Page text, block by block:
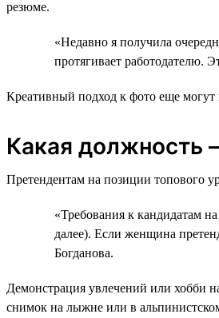
резюме.
«Недавно я получила
протягивает работодателю.
Креативный подход к фото еще могут
Какая должность
Претендентам на позиции топового
«Требования к кандидатам
далее). Если женщина
Богданова.
Демонстрация увлечений или хобби
снимок на лыжне или в